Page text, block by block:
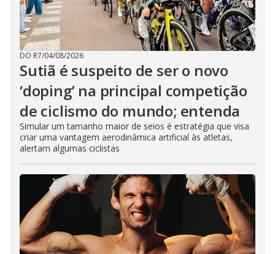
DO R7/04/08/2026
Sutiã é suspeito de ser o novo
‘doping’ na principal competição
de ciclismo do mundo; entenda
Simular um tamanho maior de seios é estratégia que visa
criar uma vantagem aerodinâmica artificial às atletas,
alertam algumas ciclistas